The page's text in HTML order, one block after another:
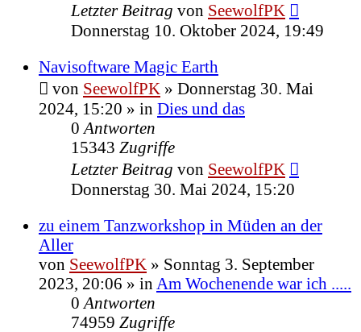
Letzter Beitrag von SeewolfPK
Donnerstag 10. Oktober 2024, 19:49
Navisoftware Magic Earth
von SeewolfPK » Donnerstag 30. Mai
2024, 15:20 » in Dies und das
0 Antworten
15343 Zugriffe
Letzter Beitrag von SeewolfPK
Donnerstag 30. Mai 2024, 15:20
zu einem Tanzworkshop in Müden an der
Aller
von SeewolfPK » Sonntag 3. September
2023, 20:06 » in Am Wochenende war ich .....
0 Antworten
74959 Zugriffe